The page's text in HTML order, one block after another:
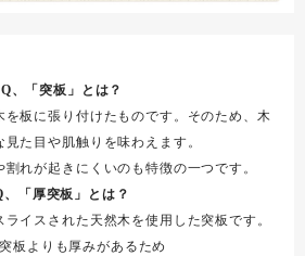
Q、「突板」とは？
を板に張り付けたものです。そのため、木
見た目や肌触りを味わえます。
れが起きにくいのも特徴の一つです。
、「厚突板」とは？
イスされた天然木を使用した突板です。
板よりも厚みがあるため